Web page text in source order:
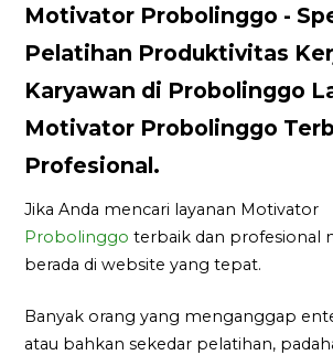
Motivator Probolinggo -
Pelatihan Produktivitas
Karyawan di Probolinggo
Motivator Probolinggo
Profesional.
Jika Anda mencari layanan Motivator
Probolinggo terbaik dan profesional
berada di website yang tepat.
Banyak orang yang menganggap
atau bahkan sekedar pelatihan,